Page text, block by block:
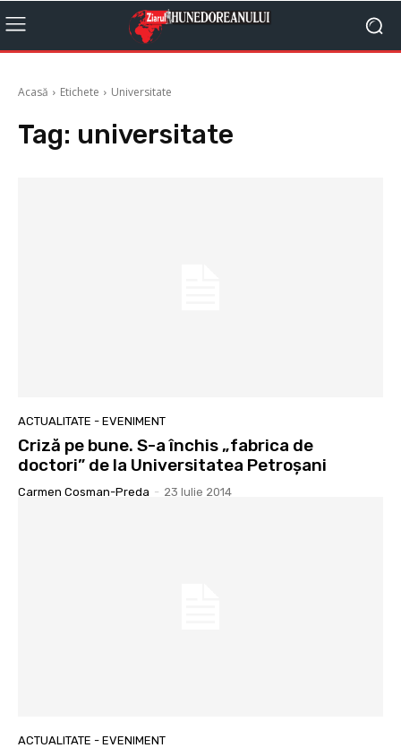
Acasă Etichete Universitate
Tag: universitate
ACTUALITATE - EVENIMENT
Criză pe bune. S-a închis „fabrica de
doctori” de la Universitatea Petroşani
Carmen Cosman-Preda - 23 Iulie 2014
ACTUALITATE - EVENIMENT